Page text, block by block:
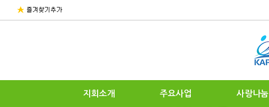
지회소개 주요사업 사랑나눔